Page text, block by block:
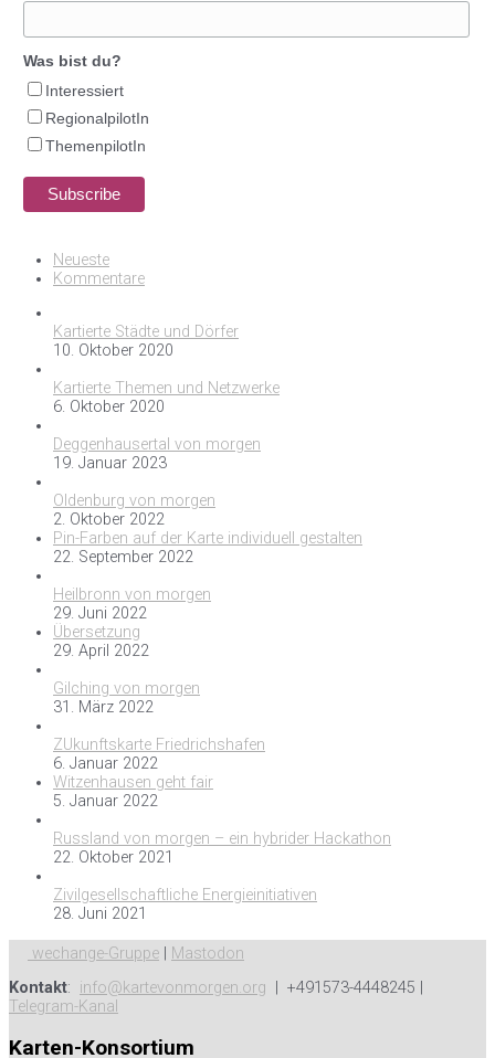
Was bist du?
Interessiert
RegionalpilotIn
ThemenpilotIn
Neueste
Kommentare
Kartierte Städte und Dörfer
10. Oktober 2020
Kartierte Themen und Netzwerke
6. Oktober 2020
Deggenhausertal von morgen
19. Januar 2023
Oldenburg von morgen
2. Oktober 2022
Pin-Farben auf der Karte individuell gestalten
22. September 2022
Heilbronn von morgen
29. Juni 2022
Übersetzung
29. April 2022
Gilching von morgen
31. März 2022
ZUkunftskarte Friedrichshafen
6. Januar 2022
Witzenhausen geht fair
5. Januar 2022
Russland von morgen – ein hybrider Hackathon
22. Oktober 2021
Zivilgesellschaftliche Energieinitiativen
28. Juni 2021
wechange-Gruppe
Mastodon
Kontakt: info@kartevonmorgen.org | +491573-4448245 |
Telegram-Kanal
Karten-Konsortium